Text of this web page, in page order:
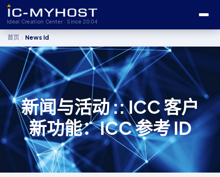
Ideal Creation Center · Since 2004
首页 › News Id
新闻与活动 :: ICC 客户
新功能：ICC 参考 ID